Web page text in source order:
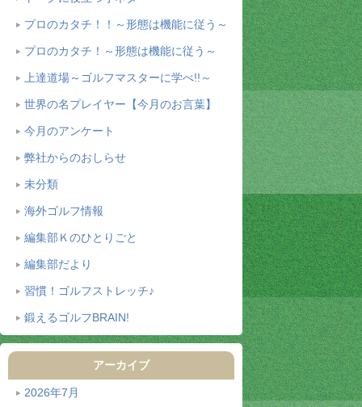
プロのカタチ！！～形態は機能に従う～
プロのカタチ！～形態は機能に従う～
上達道場～ゴルフマスターに学べ!!～
世界の名プレイヤー【今月のお言葉】
今月のアンケート
弊社からのおしらせ
未分類
海外ゴルフ情報
編集部Ｋのひとりごと
編集部だより
習慣！ゴルフストレッチ♪
鍛えるゴルフBRAIN!
アーカイブ
2026年7月